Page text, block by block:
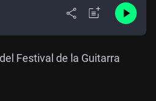
Festival de la Guitarra